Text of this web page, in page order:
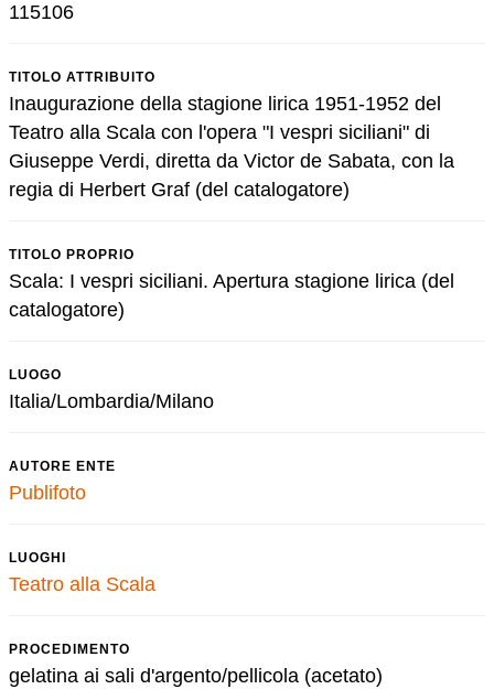
115106
TITOLO ATTRIBUITO
Inaugurazione della stagione lirica 1951-1952 del
Teatro alla Scala con l'opera "I vespri siciliani" di
Giuseppe Verdi, diretta da Victor de Sabata, con la
regia di Herbert Graf (del catalogatore)
TITOLO PROPRIO
Scala: I vespri siciliani. Apertura stagione lirica (del
catalogatore)
LUOGO
Italia/Lombardia/Milano
AUTORE ENTE
Publifoto
LUOGHI
Teatro alla Scala
PROCEDIMENTO
gelatina ai sali d'argento/pellicola (acetato)